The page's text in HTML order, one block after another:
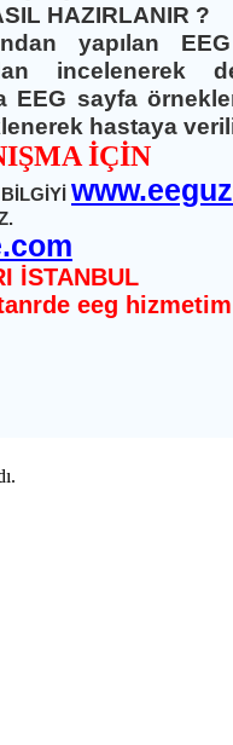
HAZIRLANIR ?
yapılan
incelenerek
EEG sayfa
hastaya
İÇİN
İSTANBUL
eeg